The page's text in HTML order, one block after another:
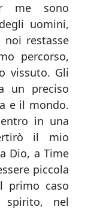
me sono
uomini,
restasse
percorso,
vissuto. Gli
un preciso
e il mondo.
in una
il mio
Dio, a Time
piccola
primo caso
nel